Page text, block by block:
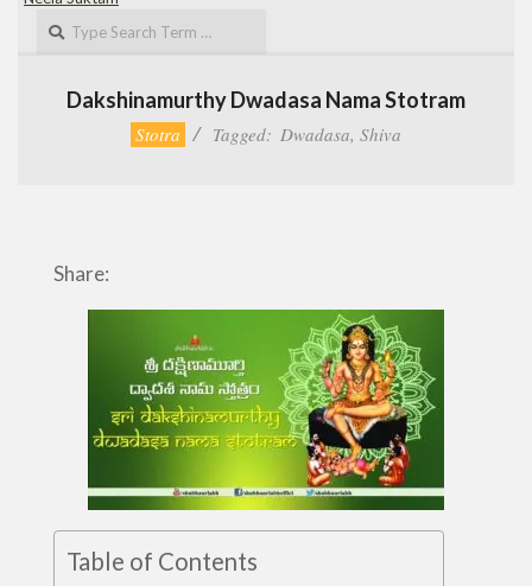
Dakshinamurthy Dwadasa Nama Stotram
Stotra Tagged: Dwadasa, Shiva
Share:
Table of Contents